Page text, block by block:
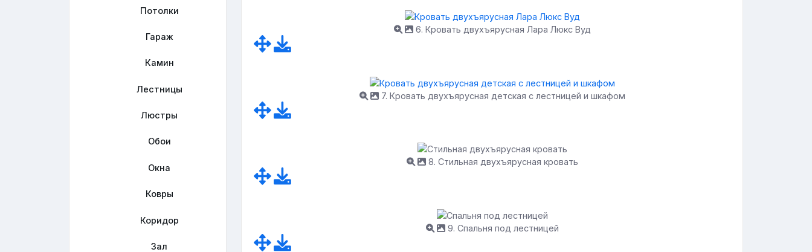
Потолки
Гараж
Камин
Лестницы
Люстры
Обои
Окна
Ковры
Коридор
Зал
6. Кровать двухъярусная Лара Люкс Вуд
7. Кровать двухъярусная детская с лестницей и шкафом
8. Стильная двухъярусная кровать
9. Спальня под лестницей